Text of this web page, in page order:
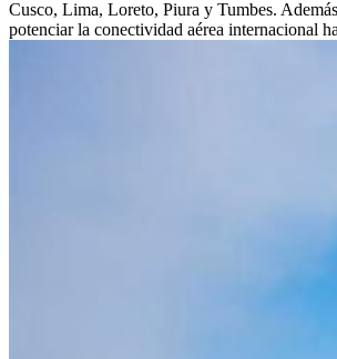
Cusco, Lima, Loreto, Piura y Tumbes.
potenciar la conectividad aérea internacional